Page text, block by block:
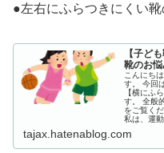
●左右にふらつきにくい
【子ど
靴のお
こんにち
す。 今回
【横にふ
す。 全般
をご覧く
私は、運
tajax.hatenablog.com